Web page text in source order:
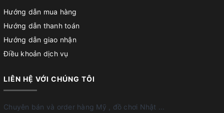
Hướng dẫn mua hàng
Hướng dẫn thanh toán
Hướng dẫn giao nhận
Điều khoản dịch vụ
LIÊN HỆ VỚI CHÚNG TÔI
Chuyên bán và order hàng Mỹ , đồ chơi Nhật ...